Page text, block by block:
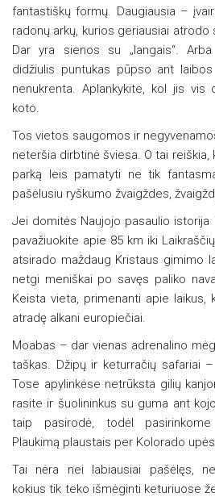
fantastiškų formų. Daugiausia –
radonų arkų, kurios geriausiai atrodo
Dar yra sienos su „langais“.
didžiulis puntukas pūpso ant
nenukrenta. Aplankykite, kol jis vis
koto.
Tos vietos saugomos ir
neteršia dirbtinė šviesa. O tai reiškia,
parką leis pamatyti ne tik
pašėlusiu ryškumo žvaigždes,
Jei domitės Naujojo pasaulio
pavažiuokite apie 85 km iki
atsirado maždaug Kristaus gimimo
netgi meniškai po savęs paliko
Keista vieta, primenanti apie laikus,
atradę alkani europiečiai.
Moabas – dar vienas adrenalino
taškas. Džipų ir keturračių safariai
Tose apylinkėse netrūksta gilių
rasite ir šuolininkus su guma ant
taip pasirodė, todėl
Plaukimą plaustais per Kolorado
Tai nėra nei labiausiai pašėlęs, ne
kokius tik teko išmėginti keturiuose